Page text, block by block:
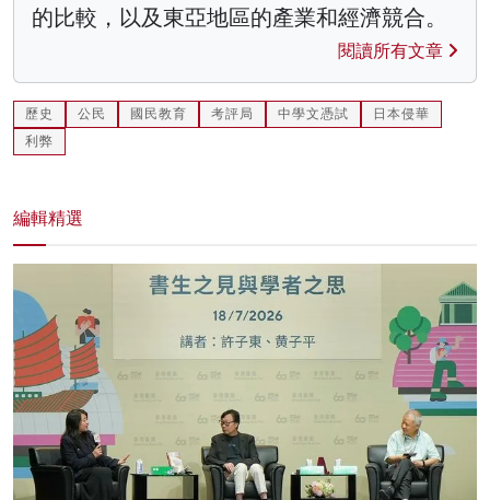
的比較，以及東亞地區的產業和經濟競合。
閱讀所有文章
歷史 公民 國民教育 考評局 中學文憑試
日本侵華
利弊
編輯精選